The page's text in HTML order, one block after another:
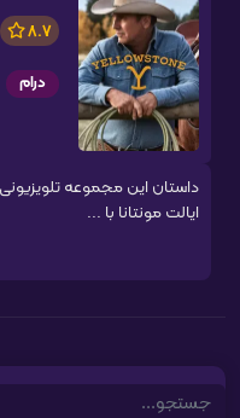
8.7
درام
داستان این مجموعه
ایالت مونتانا با ...
Search